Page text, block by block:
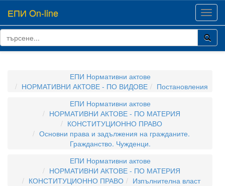
ЕПИ On-line
ЕПИ Нормативни актове
НОРМАТИВНИ АКТОВЕ - ПО ВИДОВЕ
Постановления
ЕПИ Нормативни актове
НОРМАТИВНИ АКТОВЕ - ПО МАТЕРИЯ
КОНСТИТУЦИОННО ПРАВО
Основни права и задължения на гражданите.
Гражданство. Чужденци.
ЕПИ Нормативни актове
НОРМАТИВНИ АКТОВЕ - ПО МАТЕРИЯ
КОНСТИТУЦИОННО ПРАВО
Изпълнителна власт